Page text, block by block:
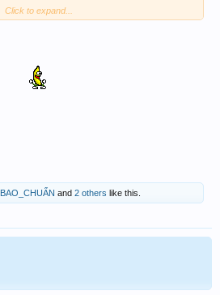
Click to expand...
BAO_CHUẨN and 2 others like this.